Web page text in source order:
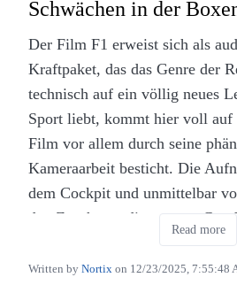
Seifenopern erinnern, und
für die dramatische Spannung
Dennoch bleibt die Serie ein
Gesellschaftsporträt, das zeigt,
gute alte Zeit für viele
glanzvoll war. Getragen von
Ensemble, bietet das Drama
Mischung aus erstklassiger
notwendiger historischer
verdient das Werk damit eine
Schwächen in der
Der Film F1 erweist sich als
Kraftpaket, das das Genre der
technisch auf ein völlig neues
Sport liebt, kommt hier voll auf
Film vor allem durch seine
Kameraarbeit besticht. Die
dem Cockpit und unmittelbar
den Zuschauer die enorme
physische Belastung der Fahrer
Leib spüren. Unterstützt wird
Read more
Written by Nortix on 12/23/2025, 7:55:48